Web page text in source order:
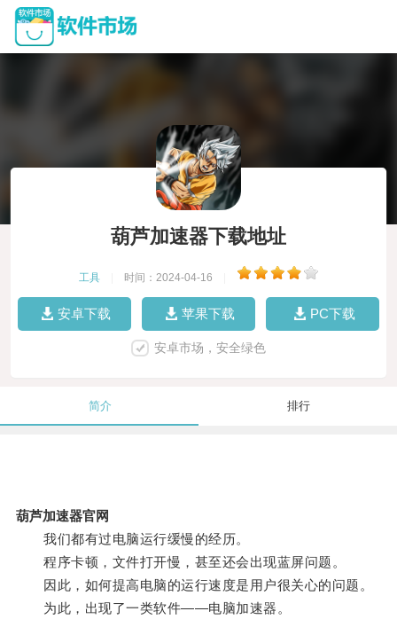
葫芦加速器下载地址
工具 时间：2024-04-16
安卓下载 苹果下载 PC下载
安卓市场，安全绿色
简介 排行
葫芦加速器官网
我们都有过电脑运行缓慢的经历。
程序卡顿，文件打开慢，甚至还会出现蓝屏问题。
因此，如何提高电脑的运行速度是用户很关心的问题。
为此，出现了一类软件——电脑加速器。